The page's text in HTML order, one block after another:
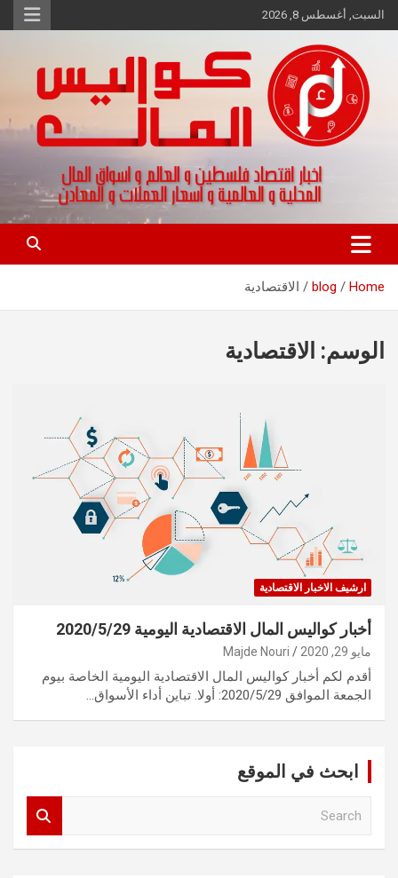
Skip
to
السبت, أغسطس 8, 2026
كواليس المال
اخبار اقتصاد فلسطين و العالم و تقارير اسواق المال و العملات
Home
blog الاقتصادية
الوسم: الاقتصادية
ارشيف الاخبار الاقتصادية
أخبار كواليس المال الاقتصادية اليومية 2020/5/29
مايو 29, 2020 Majde Nouri
أقدم لكم أخبار كواليس المال الاقتصادية اليومية الخاصة بيوم
الجمعة الموافق 2020/5/29: أولا. تباين أداء الأسواق…
ابحث في الموقع